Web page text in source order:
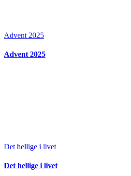
Advent 2025
Advent 2025
Det hellige i livet
Det hellige i livet